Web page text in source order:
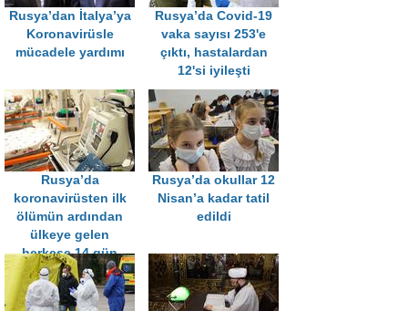
Rusya’dan İtalya’ya
Koronavirüsle
mücadele yardımı
Rusya’da Covid-19
vaka sayısı 253'e
çıktı, hastalardan
12'si iyileşti
Rusya’da
koronavirüsten ilk
ölümün ardından
ülkeye gelen
herkese 14 gün
karantina kararı
Rusya’da okullar 12
Nisan’a kadar tatil
edildi